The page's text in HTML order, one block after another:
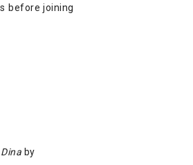
before joining
by